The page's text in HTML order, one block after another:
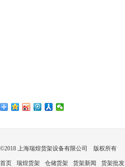
©2018 上海瑞煌货架设备有限公司 版权所有
首页 瑞煌货架 仓储货架 货架新闻 货架批发